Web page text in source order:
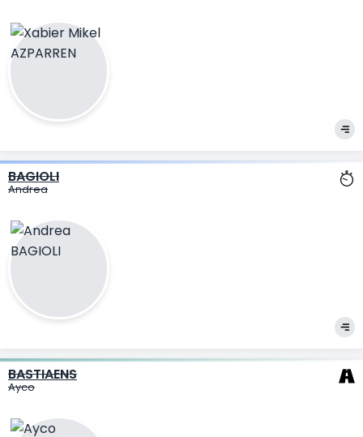
BAGIOLI
Andrea
BASTIAENS
Ayco